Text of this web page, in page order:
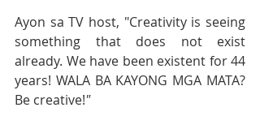
Ayon sa TV host, "Creativity is seeing
something that does not exist
already. We have been existent for 44
years! WALA BA KAYONG MGA MATA?
Be creative!"